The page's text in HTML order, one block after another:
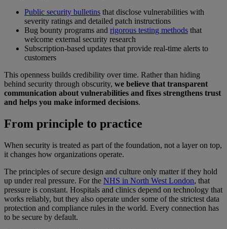
Public security bulletins that disclose vulnerabilities with
severity ratings and detailed patch instructions
Bug bounty programs and rigorous testing methods that
welcome external security research
Subscription-based updates that provide real-time alerts to
customers
This openness builds credibility over time. Rather than hiding
behind security through obscurity, we believe that transparent
communication about vulnerabilities and fixes strengthens trust
and helps you make informed decisions.
From principle to practice
When security is treated as part of the foundation, not a layer on top,
it changes how organizations operate.
The principles of secure design and culture only matter if they hold
up under real pressure. For the NHS in North West London, that
pressure is constant. Hospitals and clinics depend on technology that
works reliably, but they also operate under some of the strictest data
protection and compliance rules in the world. Every connection has
to be secure by default.